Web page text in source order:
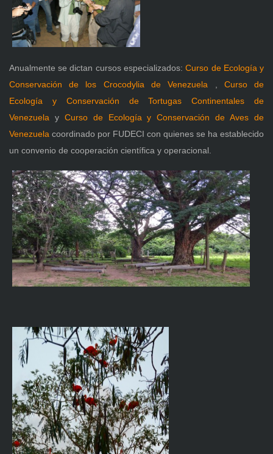
Anualmente se dictan cursos especializados:Curso de Ecología y
Conservación de los Crocodylia de Venezuela
Curso de
Ecología y Conservación de Tortugas Continentales de
Venezuela y Curso de Ecología y Conservación de Aves de
Venezuela coordinado por FUDECI con quienes se ha establecido
un convenio de cooperación científica y operacional.